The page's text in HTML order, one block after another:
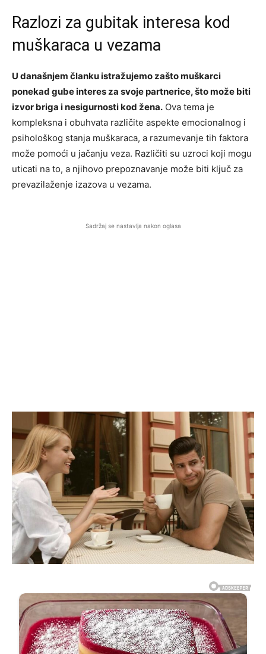
Razlozi za gubitak interesa kod
muškaraca u vezama
U današnjem članku istražujemo zašto muškarci
ponekad gube interes za svoje partnerice, što može biti
izvor briga i nesigurnosti kod žena. Ova tema je
kompleksna i obuhvata različite aspekte emocionalnog i
psihološkog stanja muškaraca, a razumevanje tih faktora
može pomoći u jačanju veza. Različiti su uzroci koji mogu
uticati na to, a njihovo prepoznavanje može biti ključ za
prevazilaženje izazova u vezama.
Sadržaj se nastavlja nakon oglasa